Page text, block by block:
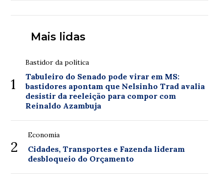
Mais lidas
1
Bastidor da política
Tabuleiro do Senado pode virar em MS:
bastidores apontam que Nelsinho Trad avalia
desistir da reeleição para compor com
Reinaldo Azambuja
2
Economia
Cidades, Transportes e Fazenda lideram
desbloqueio do Orçamento